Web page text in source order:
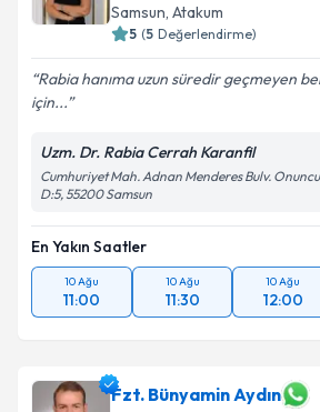
Samsun, Atakum
5 (5 Değerlendirme)
Rabia hanıma uzun süredir geçmeyen
için...
Uzm. Dr. Rabia Cerrah Karanfil
Cumhuriyet Mah. Adnan Menderes Bulv. Onuncu
D:5, 55200 Samsun
En Yakın Saatler
10 Ağu
11:00
10 Ağu
11:30
10 Ağu
12:00
Fzt. Bünyamin Aydın